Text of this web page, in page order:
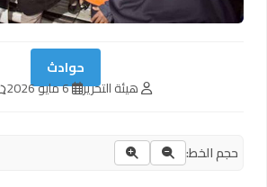
حوادث
هيئة التحرير 6 مايو 2026
حجم الخط: